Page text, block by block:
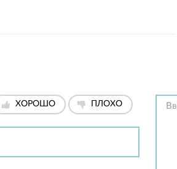
ХОРОШО ПЛОХО